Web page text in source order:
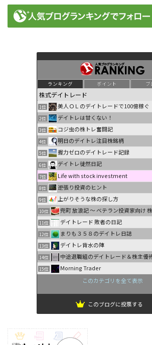
ランキング ポイント ブ
1位 美人ＯＬのデイトレードで100億稼ぐ
2位 デイトレは甘くない！
3位 コジ虫の株トレ奮闘記
4位 明日のデイトレ注目株銘柄
5位 握力ゼロのデイトレード記録
6位 デイトレ徒然日記
7位 Life with stock investment
8位 逆張り投資のヒント
9位 上がりそうな株の探し方
10位 兜町 放浪記 〜 ベテラン投資家向け
11位 デイトレード 敗者の日記
12位 まりも３５８のデイトレ日誌
13位 デイトレ背水の陣
14位 中途退職組のデイトレード＆株主優
15位
Morning Trader
このカテゴリを全て表示
このブログに投票する